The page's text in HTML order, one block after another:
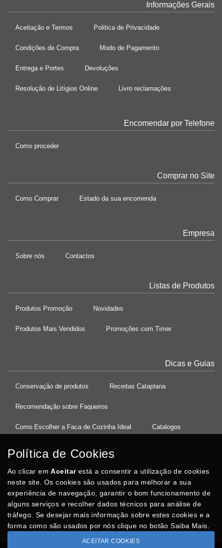
Informações Gerais
Aceitação e Termos Politica de Privacidade
Condições de Compra Modo de Pagamento
Entrega e Portes Devoluções
Resolução de Litígios Online Livro reclamações
Encomendar por Telefone
Como proceder
Comprar no Site
Como Comprar Estado da sua encomenda
Empresa
Sobre nós Contactos
Listas de Produtos
Produtos Promoção Novidades
Produtos Mais Vendidos Promoções com Timer
Dicas e Guias
Conservação de produtos Receitas Cataplana
Recomendação sobre Faqueiros
Como Escolher a Faca de Cozinha Ideal Catalogos
37°08'27.5"N 8°32'13.9"W
Posso Ajudar?
Política de Cookies
Ao clicar emAceitarestá a consentir a utilização de cookies
neste site. Os cookies são usados para melhorar a sua
experiência de navegação, garantir o bom funcionamento de
alguns serviços e recolher dados técnicos para análise de
tráfego. Se desejar mais informação sobre estes cookies e a
forma como são usados por nós clique no botão Saiba Mais.
ACEITAR COOKIES